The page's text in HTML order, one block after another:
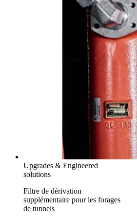
Upgrades & Engineered
solutions
Filtre de dérivation
supplémentaire pour les forages
de tunnels